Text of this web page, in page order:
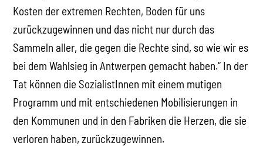
Kosten der extremen Rechten, Boden für uns
zurückzugewinnen und das nicht nur durch das
Sammeln aller, die gegen die Rechte sind, so wie wir es
bei dem Wahlsieg in Antwerpen gemacht haben.“ In der
Tat können die SozialistInnen mit einem mutigen
Programm und mit entschiedenen Mobilisierungen in
den Kommunen und in den Fabriken die Herzen, die sie
verloren haben, zurückzugewinnen.